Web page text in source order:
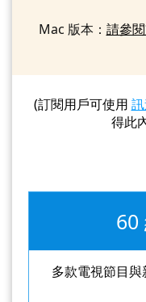
Mac 版本： 請參
(訂閱用戶可使用
得此
60
多款電視節目